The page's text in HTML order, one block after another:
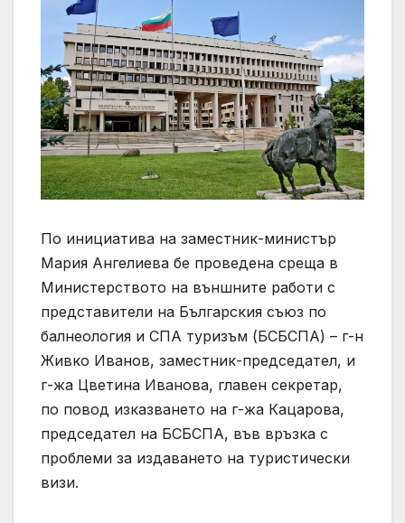
По инициатива на заместник-министър
Мария Ангелиева бе проведена среща в
Министерството на външните работи с
представители на Българския съюз по
балнеология и СПА туризъм (БСБСПА) – г-н
Живко Иванов, заместник-председател, и
г-жа Цветина Иванова, главен секретар,
по повод изказването на г-жа Кацарова,
председател на БСБСПА, във връзка с
проблеми за издаването на туристически
визи.